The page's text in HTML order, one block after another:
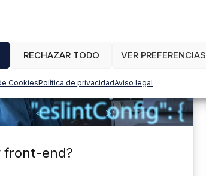
RECHAZAR TODO VER PREFERENCIAS
CookiesPolítica de privacidadAviso legal
front-end?